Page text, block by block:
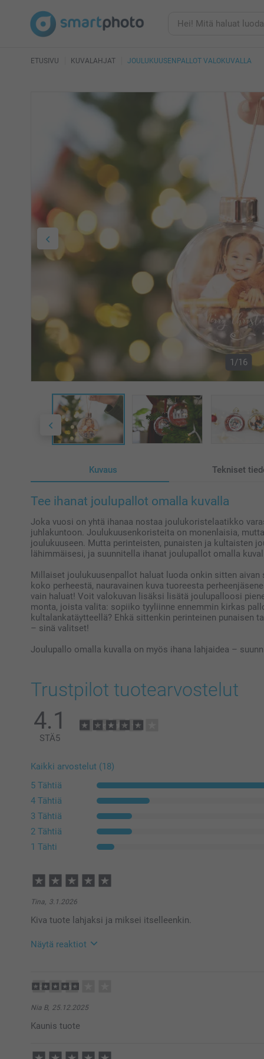
ETUSIVU KUVALAHJAT JOULUKUUSENPALLOT VALOKUVALLA
1/16
Kuvaus Tekniset
Tee ihanat joulupallot omalla kuvalla
Joka vuosi on yhtä ihanaa nostaa joulukoristelaatikko
juhlakuntoon. Joulukuusenkoristeita on monenlaisia,
joulukuuseen. Mutta perinteisten, punaisten ja kultaisten
lähimmäisesi, ja suunnitella ihanat joulupallot omalla
Millaiset joulukuusenpallot haluat luoda onkin sitten
koko perheestä, nauravainen kuva tuoreesta
vain haluat! Voit valokuvan lisäksi lisätä joulupalloosi
monta, joista valita: sopiiko tyyliinne ennemmin kirkas
kultalankatäytteellä? Ehkä sittenkin perinteinen punaisen
– sinä valitset!
Joulupallo omalla kuvalla on myös ihana lahjaidea –
Trustpilot tuotearvostelut
4.1
STÄ5
Kaikki arvostelut (18)
5 Tähtiä
4 Tähtiä
3 Tähtiä
2 Tähtiä
1 Tähti
Tina, 3.1.2026
Kiva tuote lahjaksi ja miksei itselleenkin.
Näytä reaktiot
13:10
Kiitos sydämellisesti 5 tähdestä ja palautteestasi!
Tervetuloa pian uudelleen smartphoto.fi-sivustolle!
Nia B, 25.12.2025
Kaunis tuote